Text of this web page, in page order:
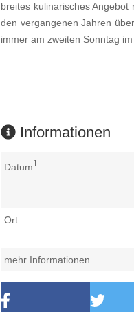
breites kulinarisches
den vergangenen Jahren
immer am zweiten Sonntag
Informationen
Datum1
Ort
mehr Informationen